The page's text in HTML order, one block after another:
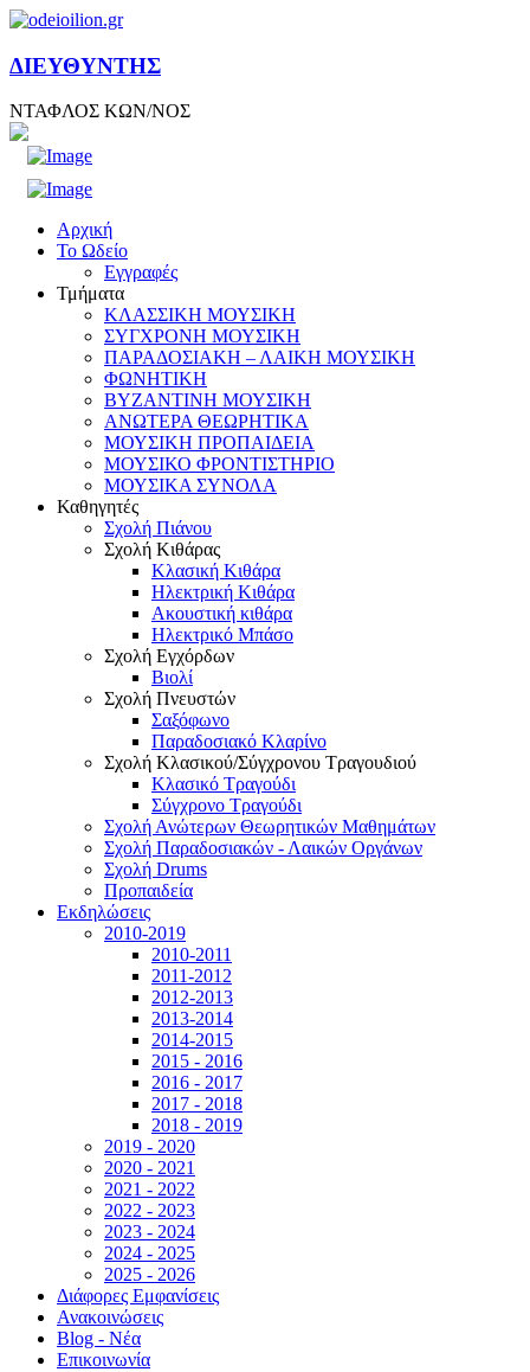
ΔΙΕΥΘΥΝΤΗΣ
ΝΤΑΦΛΟΣ ΚΩΝ/ΝΟΣ
Αρχική
Το Ωδείο
Εγγραφές
Τμήματα
ΚΛΑΣΣΙΚΗ ΜΟΥΣΙΚΗ
ΣΥΓΧΡΟΝΗ ΜΟΥΣΙΚΗ
ΠΑΡΑΔΟΣΙΑΚΗ – ΛΑΙΚΗ ΜΟΥΣΙΚΗ
ΦΩΝΗΤΙΚΗ
ΒΥΖΑΝΤΙΝΗ ΜΟΥΣΙΚΗ
ΑΝΩΤΕΡΑ ΘΕΩΡΗΤΙΚΑ
ΜΟΥΣΙΚΗ ΠΡΟΠΑΙΔΕΙΑ
ΜΟΥΣΙΚΟ ΦΡΟΝΤΙΣΤΗΡΙΟ
ΜΟΥΣΙΚΑ ΣΥΝΟΛΑ
Καθηγητές
Σχολή Πιάνου
Σχολή Κιθάρας
Κλασική Κιθάρα
Ηλεκτρική Κιθάρα
Ακουστική κιθάρα
Ηλεκτρικό Μπάσο
Σχολή Εγχόρδων
Βιολί
Σχολή Πνευστών
Σαξόφωνο
Παραδοσιακό Κλαρίνο
Σχολή Κλασικού/Σύγχρονου Τραγουδιού
Κλασικό Τραγούδι
Σύγχρονο Τραγούδι
Σχολή Ανώτερων Θεωρητικών Μαθημάτων
Σχολή Παραδοσιακών - Λαικών Οργάνων
Σχολή Drums
Προπαιδεία
Εκδηλώσεις
2010-2019
2010-2011
2011-2012
2012-2013
2013-2014
2014-2015
2015 - 2016
2016 - 2017
2017 - 2018
2018 - 2019
2019 - 2020
2020 - 2021
2021 - 2022
2022 - 2023
2023 - 2024
2024 - 2025
2025 - 2026
Διάφορες Εμφανίσεις
Ανακοινώσεις
Blog - Νέα
Επικοινωνία